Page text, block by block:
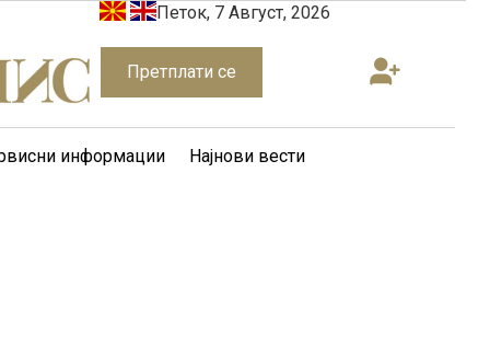
Петок, 7 Август, 2026
Претплати се
информации Најнови вести